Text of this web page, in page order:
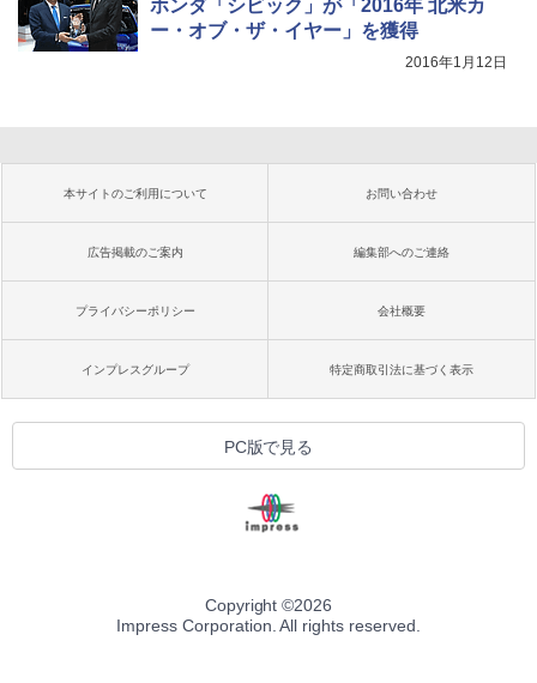
ホンダ「シビック」が「2016年 北米カ
ー・オブ・ザ・イヤー」を獲得
2016年1月12日
本サイトのご利用について お問い合わせ
広告掲載のご案内 編集部へのご連絡
プライバシーポリシー 会社概要
インプレスグループ 特定商取引法に基づく表示
PC版で見る
Copyright ©2026
Impress Corporation. All rights reserved.